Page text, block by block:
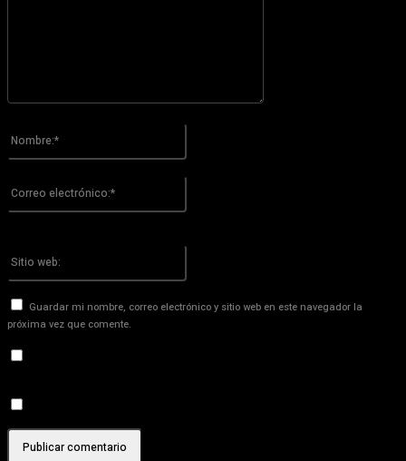
Nombre:*
Correo
Sitio
Guardar mi nombre, correo electrónico y sitio web en este navegador la
próxima vez que comente.